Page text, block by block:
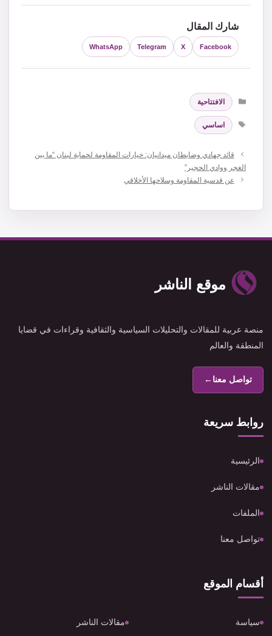
شارك المقال
Facebook
X
Telegram
WhatsApp
التصنيفات
الافتتاحية
الوسوم
اساسي
قائد جهادي وضابطان ميدانيان: خيارات المقاومة لحماية لبنان “ما بين
الغجر ووادي الحجير”
عن قدسية المقاومة وسلاحها الأخلاقي
موقع الناشر
منصة عربية للمقالات والتحليلات السياسية والثقافية وقراءات في قضايا
المنطقة والعالم
تواصل معنا←
روابط سريعة
الرئيسية
مقالات الناشر
الملفات
تواصل معنا
أقسام الموقع
سياسة مقالات الناشر